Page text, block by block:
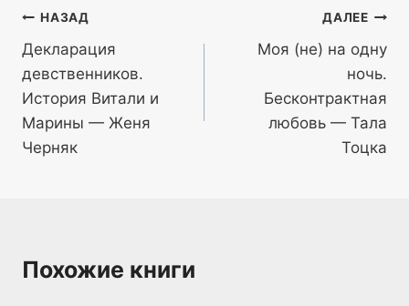
Навигация
по
записям
НАЗАД
Декларация
девственников.
История Витали и
Марины — Женя
Черняк
ДАЛЕЕ
Моя (не) на одну
ночь.
Бесконтрактная
любовь — Тала
Тоцка
Похожие книги